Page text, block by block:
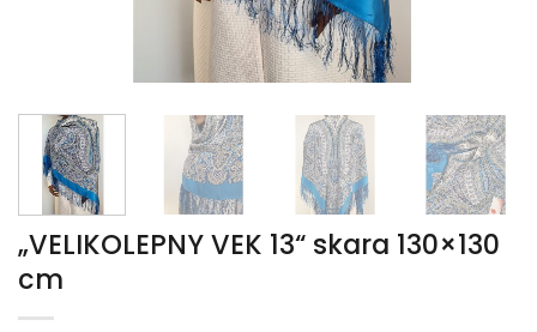
„VELIKOLEPNY VEK 13“ skara 130×130
cm